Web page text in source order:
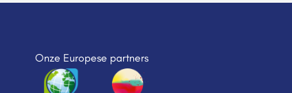
Onze Europese partners